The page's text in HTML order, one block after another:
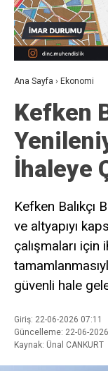
Ana Sayfa › Ekonomi
Kefken
İhaleye
Kefken Balıkçı
ve altyapıyı
çalışmaları
güvenli hale
Giriş: 22-06-2026 07:11
Güncelleme: 22-06-
Kaynak: Ünal CANKURT